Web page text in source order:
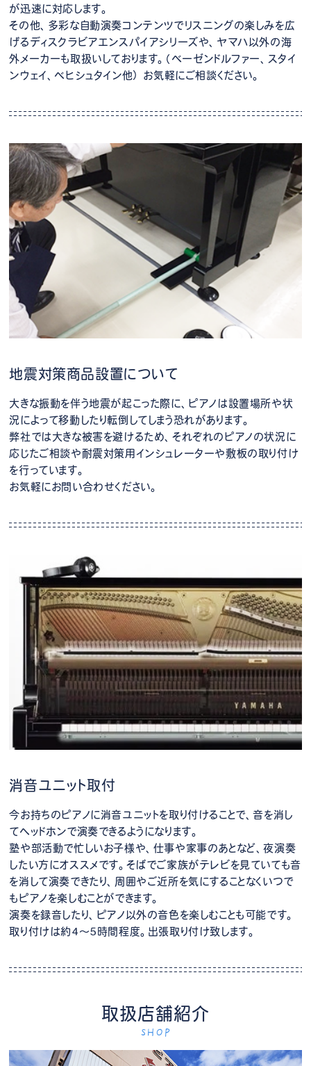
が迅速に対応します。
その他、多彩な自動演奏コンテンツでリスニングの楽しみを広
げるディスクラビアエンスパイアシリーズや、ヤマハ以外の海
外メーカーも取扱いしております。（ベーゼンドルファー、スタイ
ンウェイ、ベヒシュタイン他） お気軽にご相談ください。
地震対策商品設置について
大きな振動を伴う地震が起こった際に、ピアノは設置場所や状
況によって移動したり転倒してしまう恐れがあります。
弊社では大きな被害を避けるため、それぞれのピアノの状況に
応じたご相談や耐震対策用インシュレーターや敷板の取り付け
を行っています。
お気軽にお問い合わせください。
消音ユニット取付
今お持ちのピアノに消音ユニットを取り付けることで、音を消し
てヘッドホンで演奏できるようになります。
塾や部活動で忙しいお子様や、仕事や家事のあとなど、夜演奏
したい方にオススメです。そばでご家族がテレビを見ていても音
を消して演奏できたり、周囲やご近所を気にすることなくいつで
もピアノを楽しむことができます。
演奏を録音したり、ピアノ以外の音色を楽しむことも可能です。
取り付けは約4～5時間程度。出張取り付け致します。
取扱店舗紹介
SHOP